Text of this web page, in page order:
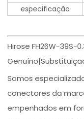
especificação
Hirose FH26W-39S-
Somos
conectores da
empenhados em